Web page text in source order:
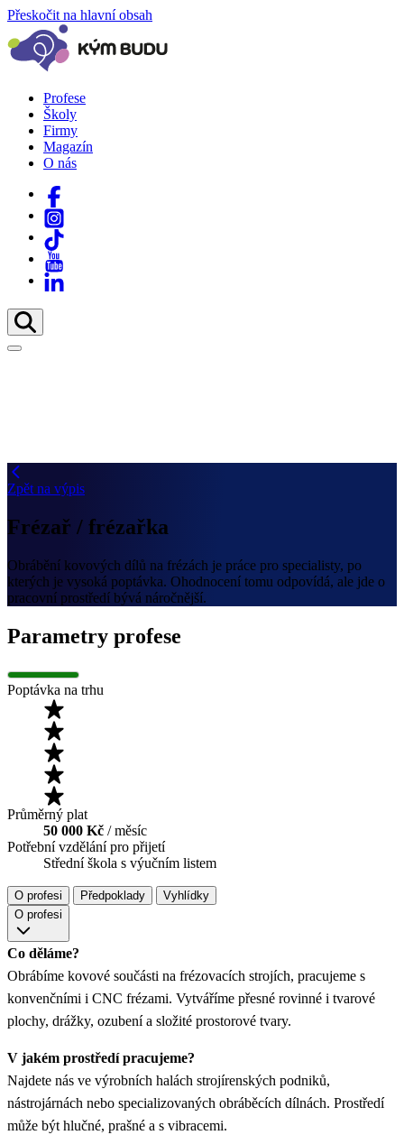
Přeskočit na hlavní obsah
Profese
Školy
Firmy
Magazín
O nás
Zpět na výpis
Frézař / frézařka
Obrábění kovových dílů na frézách je práce pro specialisty, po
kterých je vysoká poptávka. Ohodnocení tomu odpovídá, ale jde o
pracovní prostředí bývá náročnější.
Parametry profese
Poptávka na trhu
Průměrný plat
50 000 Kč / měsíc
Potřební vzdělání pro přijetí
Střední škola s výučním listem
O profesi Předpoklady
Vyhlídky
O profesi
Co děláme?
Obrábíme kovové součásti na frézovacích strojích, pracujeme s
konvenčními i CNC frézami. Vytváříme přesné rovinné i tvarové
plochy, drážky, ozubení a složité prostorové tvary.
V jakém prostředí pracujeme?
Najdete nás ve výrobních halách strojírenských podniků,
nástrojárnách nebo specializovaných obráběcích dílnách. Prostředí
může být hlučné, prašné a s vibracemi.